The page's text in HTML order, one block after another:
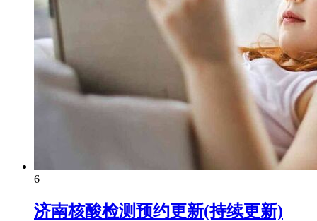
6
济南核酸检测预约更新(持续更新)